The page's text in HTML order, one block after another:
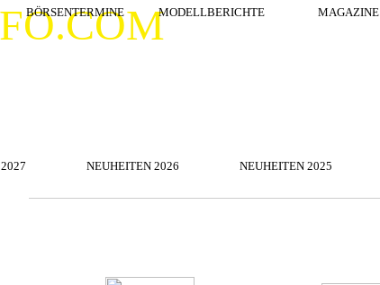
BÖRSENTERMINE ▼
MODELLBERICHTE MAGAZINE
▼
NEUHEITEN 2026 ▼
NEUHEITEN 2025